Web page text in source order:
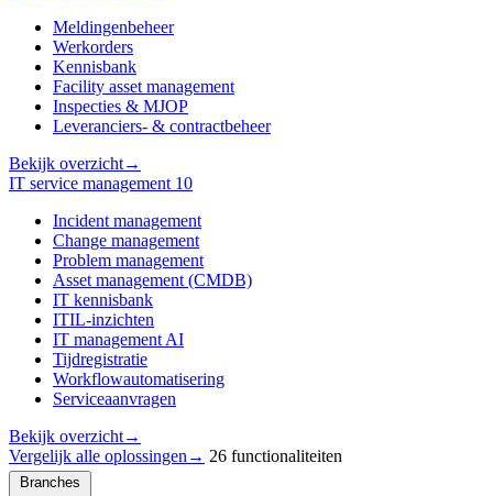
Meldingenbeheer
Werkorders
Kennisbank
Facility asset management
Inspecties & MJOP
Leveranciers- & contractbeheer
Bekijk overzicht→
IT service management 10
Incident management
Change management
Problem management
Asset management (CMDB)
IT kennisbank
ITIL-inzichten
IT management AI
Tijdregistratie
Workflowautomatisering
Serviceaanvragen
Bekijk overzicht→
Vergelijk alle oplossingen → 26 functionaliteiten